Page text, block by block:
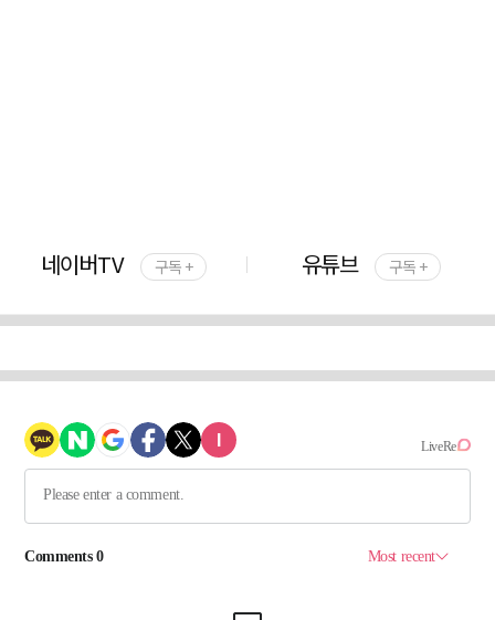
네이버TV 구독 + 유튜브 구독 +